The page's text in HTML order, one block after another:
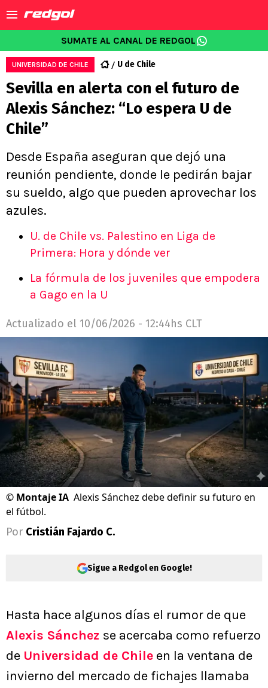
SUMATE AL CANAL DE REDGOL
UNIVERSIDAD DE CHILE U de Chile
Sevilla en alerta con el futuro de
Alexis Sánchez: “Lo espera U de
Chile”
Desde España aseguran que dejó una
reunión pendiente, donde le pedirán bajar
su sueldo, algo que pueden aprovechar los
azules.
U. de Chile vs. Palestino en Liga de
Primera: Hora y dónde ver
La fórmula de los juveniles que empodera
a Gago en la U
Actualizado el 10/06/2026 - 12:44hs CLT
© Montaje IA Alexis Sánchez debe definir su futuro en
el fútbol.
Por Cristián Fajardo C.
Sigue a Redgol en Google!
Hasta hace algunos días el rumor de que
Alexis Sánchez se acercaba como refuerzo
de Universidad de Chile en la ventana de
invierno del mercado de fichajes llamaba